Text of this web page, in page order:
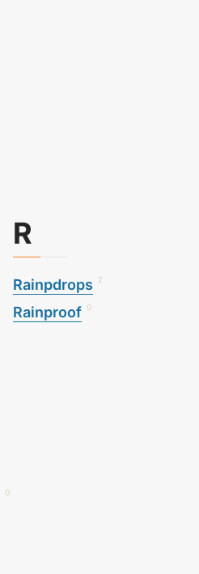
R
Rainpdrops 2
Rainproof 0
0